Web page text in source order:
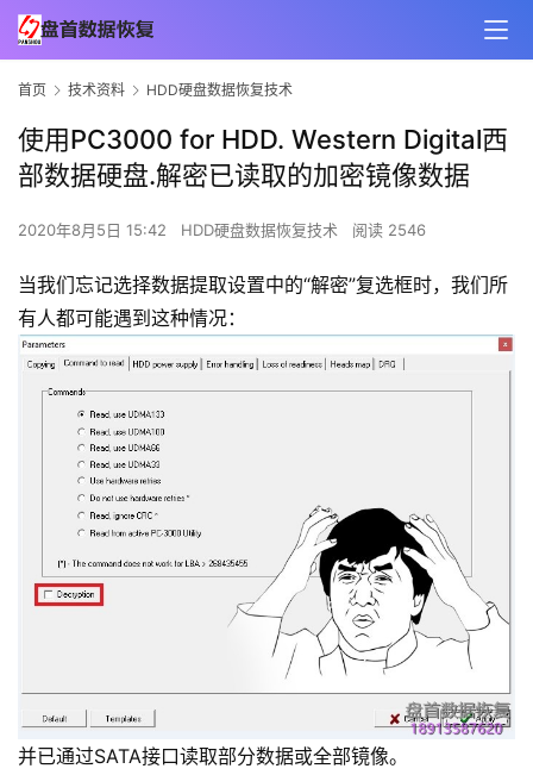
首页 技术资料 HDD硬盘数据恢复技术
使用PC3000 for HDD. Western Digital西
部数据硬盘.解密已读取的加密镜像数据
2020年8月5日 15:42 HDD硬盘数据恢复技术 阅读 2546
当我们忘记选择数据提取设置中的“解密”复选框时，我们所
有人都可能遇到这种情况：
并已通过SATA接口读取部分数据或全部镜像。